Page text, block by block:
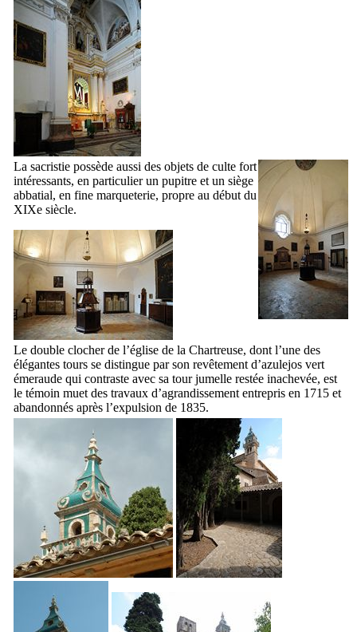
La sacristie possède aussi des objets de culte fort
intéressants, en particulier un pupitre et un siège
abbatial, en fine marqueterie, propre au début du
XIXe siècle.
Le double clocher de l’église de la Chartreuse, dont l’une des
élégantes tours se distingue par son revêtement d’azulejos vert
émeraude qui contraste avec sa tour jumelle restée inachevée, est
le témoin muet des travaux d’agrandissement entrepris en 1715 et
abandonnés après l’expulsion de 1835.